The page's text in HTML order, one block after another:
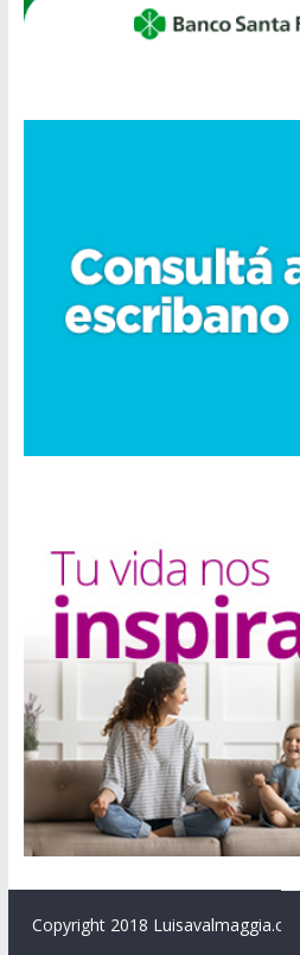
Copyright 2018 Luisavalmaggia.com